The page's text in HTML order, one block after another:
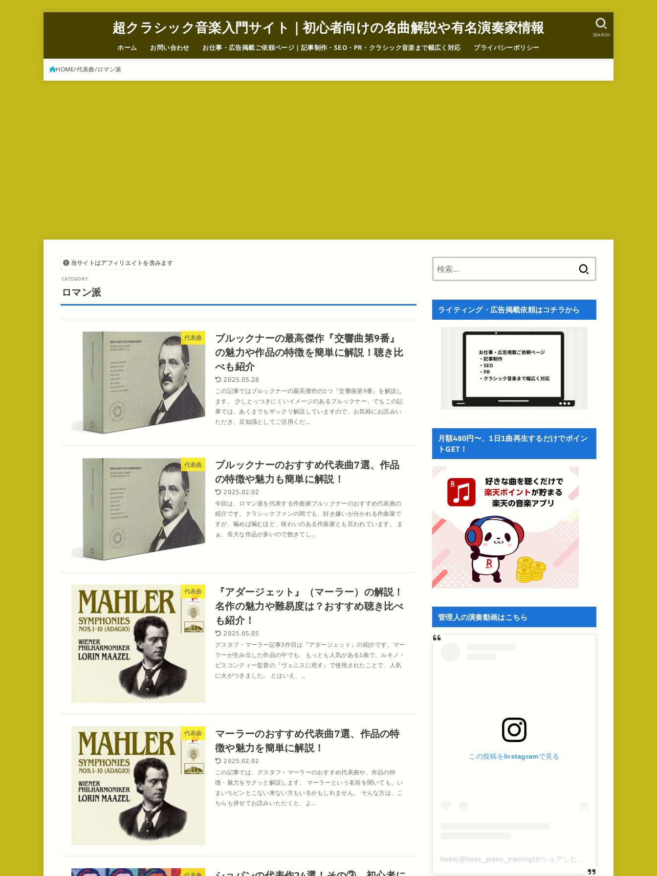
超クラシック音楽入門サイト｜初心者向けの名曲解説や有名演奏家情報
ホーム お問い合わせ お仕事・広告掲載ご依頼ページ｜記事制作・SEO・PR・クラシック音楽まで幅広く対応 プライバシーポリシー
SEARCH
HOME 代表曲 ロマン派
当サイトはアフィリエイトを含みます
ロマン派
代表曲
ブルックナーの最高傑作『交響曲第9番』
の魅力や作品の特徴を簡単に解説！聴き比
べも紹介
2025.05.28
この記事ではブルックナーの最高傑作の1つ『交響曲第9番』を解説し
ます。 少しとっつきにくいイメージのあるブルックナー。でもこの記
事では、あくまでもザックリ解説していますので、お気軽にお読みい
ただき、豆知識としてご活用くだ...
代表曲
ブルックナーのおすすめ代表曲7選、作品
の特徴や魅力も簡単に解説！
2025.02.02
今回は、ロマン派を代表する作曲家ブルックナーのおすすめ代表曲の
紹介です。クラシックファンの間でも、好き嫌いが分かれる作曲家で
すが、噛めば噛むほど、味わいのある作曲家とも言われています。 ま
ぁ、長大な作品が多いので飽きてし...
代表曲
『アダージェット』（マーラー）の解説！
名作の魅力や難易度は？おすすめ聴き比べ
も紹介！
2025.05.05
グスタフ・マーラー記事3作目は『アダージェット』の紹介です。マー
ラーが生み出した作品の中でも、もっとも人気がある1曲で、ルキノ・
ビスコンティー監督の『ヴェニスに死す』で使用されたことで、人気
に火がつきました。 とはいえ、...
代表曲
マーラーのおすすめ代表曲7選、作品の特
徴や魅力を簡単に解説！
2025.02.02
この記事では、グスタフ・マーラーのおすすめ代表曲や、作品の特
徴・魅力をサクッと解説します。 マーラーという名前を聞いても、い
まいちピンとこない来ない方もいるかもしれません。 そんな方は、こ
ちらも併せてお読みいただくと、よ...
ライティング・広告掲載依頼はコチラから
月額480円〜、1日1曲再生するだけでポイン
トGET！
管理人の演奏動画はこちら
この投稿をInstagramで見る
hako(@hako_piano_training)がシェアした投稿